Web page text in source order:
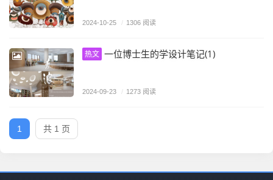
2024-10-25 / 1306 阅读
热文 一位博士生的学设计笔记(1)
2024-09-23 / 1273 阅读
1 共 1 页